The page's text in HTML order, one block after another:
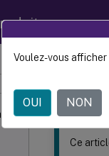
Ce contenu a
Ce
Voulez-vous
OUI NON